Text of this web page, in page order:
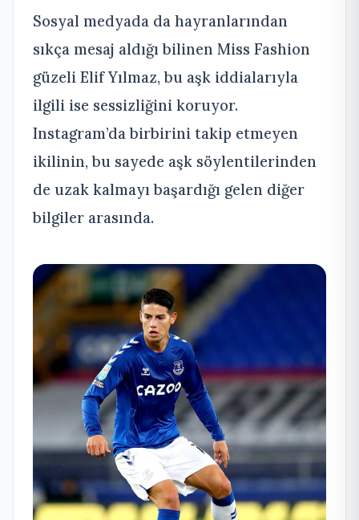
Sosyal medyada da hayranlarından
sıkça mesaj aldığı bilinen Miss Fashion
güzeli Elif Yılmaz, bu aşk iddialarıyla
ilgili ise sessizliğini koruyor.
Instagram’da birbirini takip etmeyen
ikilinin, bu sayede aşk söylentilerinden
de uzak kalmayı başardığı gelen diğer
bilgiler arasında.